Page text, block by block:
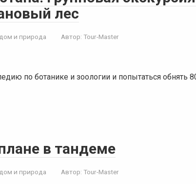
лес
и природа Автор: Tour-Master
по ботанике и зоологии и попытаться обнять
в тандеме
и природа Автор: Tour-Master